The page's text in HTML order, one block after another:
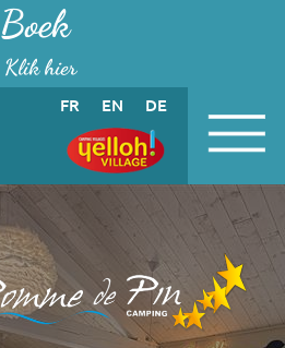
Boek
Klik hier
FR EN DE